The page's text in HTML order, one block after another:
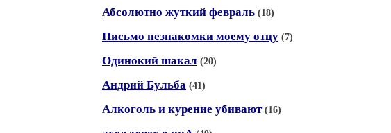
Абсолютно жуткий февраль (18)
Письмо незнакомки моему отцу (7)
Одинокий шакал (20)
Андрий Бульба (41)
Алкоголь и курение убивают (16)